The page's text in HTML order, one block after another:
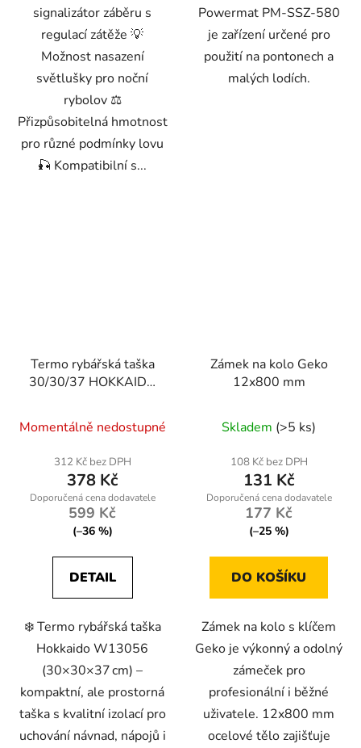
signalizátor záběru s
regulací zátěže 💡
Možnost nasazení
světlušky pro noční
rybolov ⚖️
Přizpůsobitelná hmotnost
pro různé podmínky lovu
🎣 Kompatibilní s...
Powermat PM-SSZ-580
je zařízení určené pro
použití na pontonech a
malých lodích.
Termo rybářská taška
30/30/37 HOKKAIDO
Momentálně nedostupné
312 Kč bez DPH
378 Kč
599 Kč
(–36 %)
DETAIL
❄️ Termo rybářská taška
Hokkaido W13056
(30×30×37 cm) –
kompaktní, ale prostorná
taška s kvalitní izolací pro
uchování návnad, nápojů i
Zámek na kolo Geko
12x800 mm
Skladem (>5 ks)
108 Kč bez DPH
131 Kč
177 Kč
(–25 %)
DO KOŠÍKU
Zámek na kolo s klíčem
Geko je výkonný a odolný
zámeček pro
profesionální i běžné
uživatele. 12x800 mm
ocelové tělo zajišťuje